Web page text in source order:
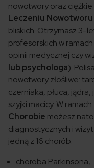
nowotwory oraz
Leczeniu Nowotworu
bliskich. Otrzymasz 3-
profesorskich w
opinii medycznej czy
lub psychologa).
nowotwory złośliwe:
czerniaka, płuca,
szyjki macicy. W ramach
Chorobie możesz
diagnostycznych i
jedną z 16 chorób:
choroba Parkinsona,